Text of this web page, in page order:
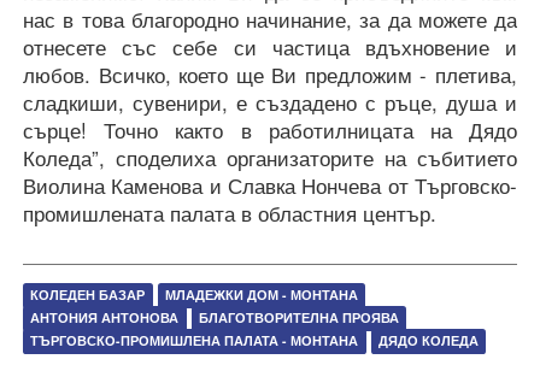
нас в това благородно начинание, за да можете да
отнесете със себе си частица вдъхновение и
любов. Всичко, което ще Ви предложим - плетива,
сладкиши, сувенири, е създадено с ръце, душа и
сърце! Точно както в работилницата на Дядо
Коледа”, споделиха организаторите на събитието
Виолина Каменова и Славка Нончева от Търговско-
промишлената палата в областния център.
КОЛЕДЕН БАЗАР
МЛАДЕЖКИ ДОМ - МОНТАНА
АНТОНИЯ АНТОНОВА
БЛАГОТВОРИТЕЛНА ПРОЯВА
ТЪРГОВСКО-ПРОМИШЛЕНА ПАЛАТА - МОНТАНА
ДЯДО КОЛЕДА